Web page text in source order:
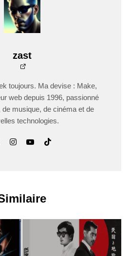
zast
toujours. Ma devise : Make,
web depuis 1996, passionné
de musique, de cinéma et de
technologies.